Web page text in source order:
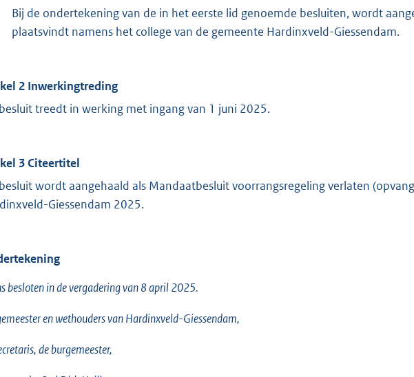
Bij de ondertekening van de in het eerste lid genoemde besluiten, wordt
plaatsvindt namens het college van de gemeente Hardinxveld-Giessendam.
2 Inwerkingtreding
treedt in werking met ingang van 1 juni 2025.
3 Citeertitel
wordt aangehaald als Mandaatbesluit voorrangsregeling verlaten
Giessendam 2025.
besloten in de vergadering van 8 april 2025.
en wethouders van Hardinxveld-Giessendam,
de burgemeester,